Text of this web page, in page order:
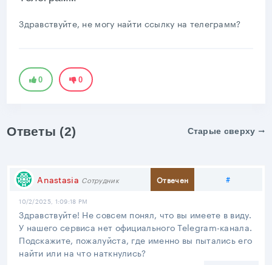
Здравствуйте, не могу найти ссылку на телеграмм?
0 0
Ответы (2) Старые сверху
Anastasia Сотрудник Отвечен #
10/2/2025, 1:09:18 PM
Здравствуйте! Не совсем понял, что вы имеете в виду.
У нашего сервиса нет официального Telegram-канала.
Подскажите, пожалуйста, где именно вы пытались его
найти или на что наткнулись?